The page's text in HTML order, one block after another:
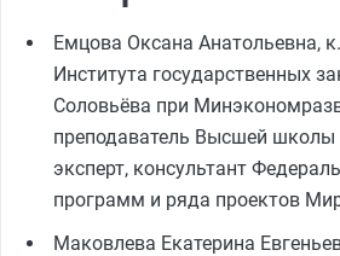
Емцова Оксана Анатольевна,
Института государственных
Соловьёва при
преподаватель Высшей школы
эксперт, консультант
программ и ряда проектов
Маковлева Екатерина